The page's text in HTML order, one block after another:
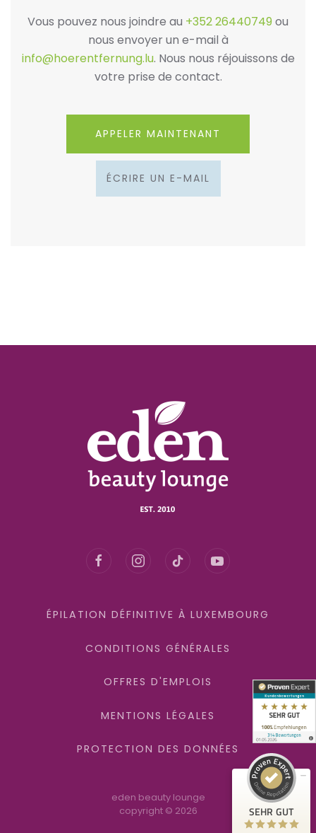
Vous pouvez nous joindre au +352 26440749 ou
nous envoyer un e-mail à
info@hoerentfernung.lu. Nous nous réjouissons de
votre prise de contact.
APPELER MAINTENANT
ÉCRIRE UN E-MAIL
ÉPILATION DÉFINITIVE À LUXEMBOURG
CONDITIONS GÉNÉRALES
OFFRES D'EMPLOIS
MENTIONS LÉGALES
PROTECTION DES DONNÉES
eden beauty lounge
copyright © 2026 SEHR GUT
eden beauty lounge GmbH
100%
Empfehlungen auf
ProvenExpert.com
SEHR GUT
4,91 / 5,00
238
Bewertungen auf
ProvenExpert.com
Bewertungen von 2
anderen Quellen